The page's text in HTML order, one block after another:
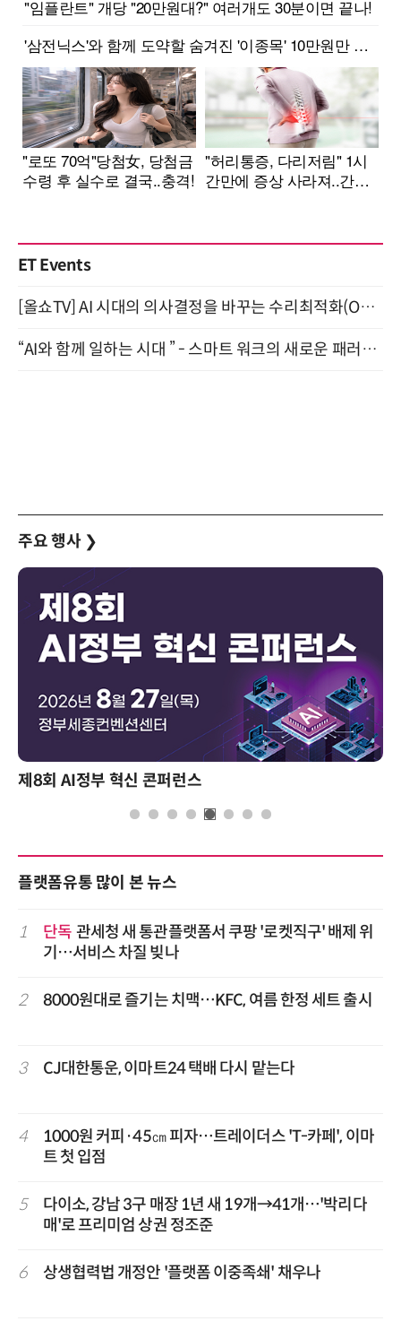
ET Events
[올쇼TV] AI 시대의 의사결정을 바꾸는 수리최적화(Optimization) 소개 (8/20 생방송)
“AI와 함께 일하는 시대 ” - 스마트 워크의 새로운 패러다임 (9/11)
주요 행사 ❯
제8회 AI정부 혁신 콘퍼런스
플랫폼유통 많이 본 뉴스
1 단독 관세청 새 통관플랫폼서 쿠팡 '로켓직구' 배제 위
기…서비스 차질 빚나
2 8000원대로 즐기는 치맥…KFC, 여름 한정 세트 출시
3 CJ대한통운, 이마트24 택배 다시 맡는다
4
1000원 커피·45㎝ 피자…트레이더스 'T-카페', 이마
트 첫 입점
5
다이소, 강남 3구 매장 1년 새 19개→41개…'박리다
매'로 프리미엄 상권 정조준
6 상생협력법 개정안 '플랫폼 이중족쇄' 채우나